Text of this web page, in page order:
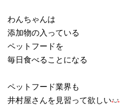
わんちゃんは
添加物の入っている
ペットフードを
毎日食べることになる
ペットフード業界も
井村屋さんを見習って欲しい